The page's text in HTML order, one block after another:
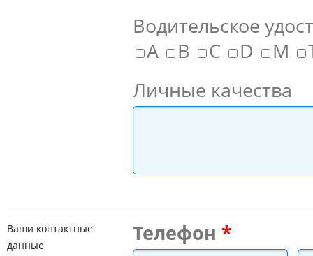
Водительское
A
B C D M
Личные качества
Ваши контактные
данные
Телефон